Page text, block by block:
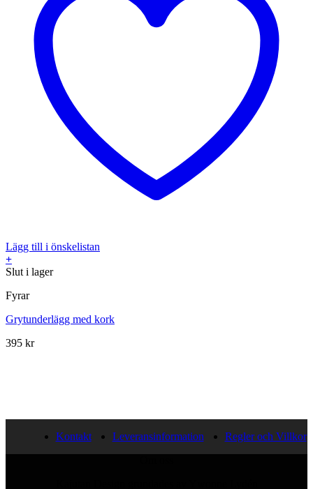
Lägg till i önskelistan
+
Slut i lager
Fyrar
Grytunderlägg med kork
395 kr
Kontakt Leveransinformation
Regler och Villkor